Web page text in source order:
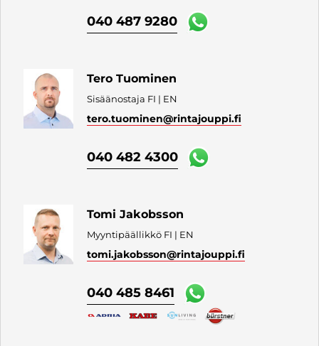
040 487 9280
Tero Tuominen
Sisäänostaja FI | EN
tero.tuominen@rintajouppi.fi
040 482 4300
Tomi Jakobsson
Myyntipäällikkö FI | EN
tomi.jakobsson@rintajouppi.fi
040 485 8461